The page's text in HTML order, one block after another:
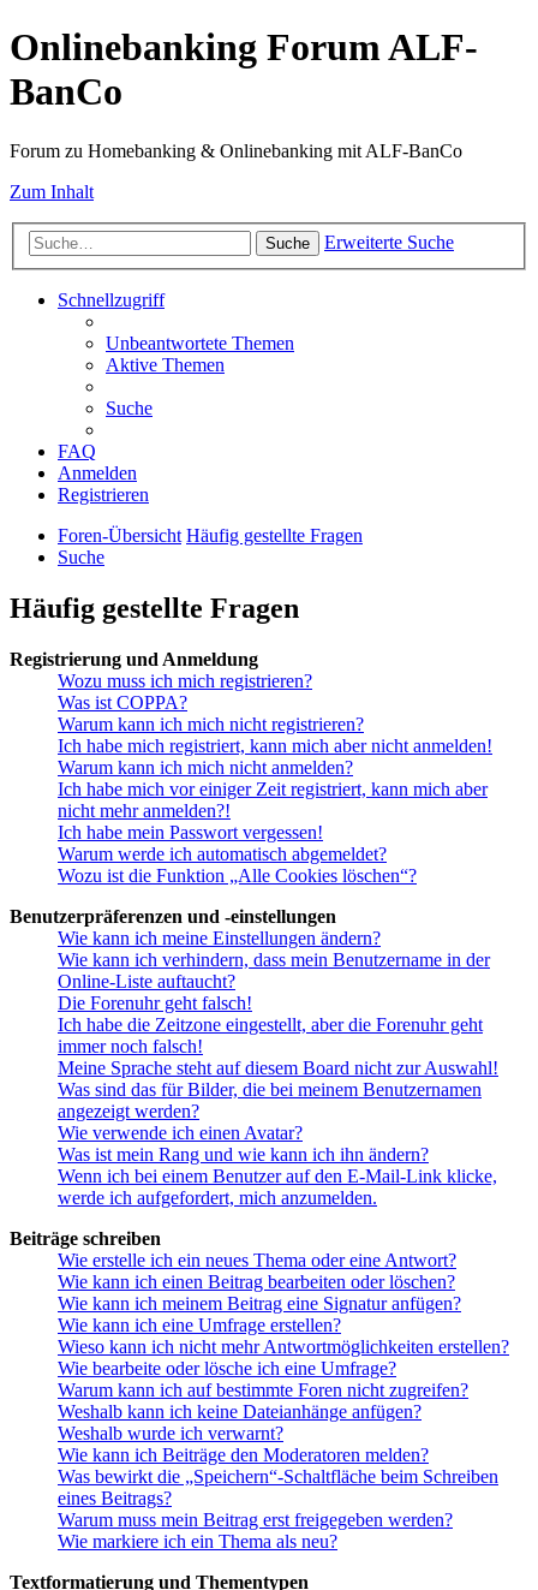
Onlinebanking Forum ALF-
BanCo
Forum zu Homebanking & Onlinebanking mit ALF-BanCo
Zum Inhalt
Suche Erweiterte Suche
Schnellzugriff
Unbeantwortete Themen
Aktive Themen
Suche
FAQ
Anmelden
Registrieren
Foren-Übersicht Häufig gestellte Fragen
Suche
Häufig gestellte Fragen
Registrierung und Anmeldung
Wozu muss ich mich registrieren?
Was ist COPPA?
Warum kann ich mich nicht registrieren?
Ich habe mich registriert, kann mich aber nicht anmelden!
Warum kann ich mich nicht anmelden?
Ich habe mich vor einiger Zeit registriert, kann mich aber
nicht mehr anmelden?!
Ich habe mein Passwort vergessen!
Warum werde ich automatisch abgemeldet?
Wozu ist die Funktion „Alle Cookies löschen“?
Benutzerpräferenzen und -einstellungen
Wie kann ich meine Einstellungen ändern?
Wie kann ich verhindern, dass mein Benutzername in der
Online-Liste auftaucht?
Die Forenuhr geht falsch!
Ich habe die Zeitzone eingestellt, aber die Forenuhr geht
immer noch falsch!
Meine Sprache steht auf diesem Board nicht zur Auswahl!
Was sind das für Bilder, die bei meinem Benutzernamen
angezeigt werden?
Wie verwende ich einen Avatar?
Was ist mein Rang und wie kann ich ihn ändern?
Wenn ich bei einem Benutzer auf den E-Mail-Link klicke,
werde ich aufgefordert, mich anzumelden.
Beiträge schreiben
Wie erstelle ich ein neues Thema oder eine Antwort?
Wie kann ich einen Beitrag bearbeiten oder löschen?
Wie kann ich meinem Beitrag eine Signatur anfügen?
Wie kann ich eine Umfrage erstellen?
Wieso kann ich nicht mehr Antwortmöglichkeiten erstellen?
Wie bearbeite oder lösche ich eine Umfrage?
Warum kann ich auf bestimmte Foren nicht zugreifen?
Weshalb kann ich keine Dateianhänge anfügen?
Weshalb wurde ich verwarnt?
Wie kann ich Beiträge den Moderatoren melden?
Was bewirkt die „Speichern“-Schaltfläche beim Schreiben
eines Beitrags?
Warum muss mein Beitrag erst freigegeben werden?
Wie markiere ich ein Thema als neu?
Textformatierung und Thementypen